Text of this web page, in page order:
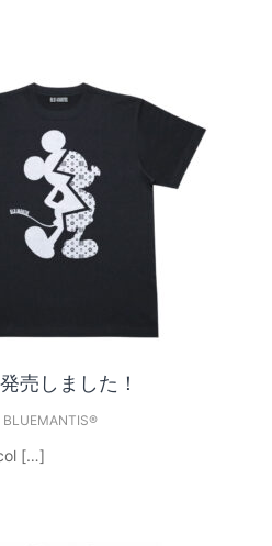
売しました！
BLUEMANTIS®
[…]